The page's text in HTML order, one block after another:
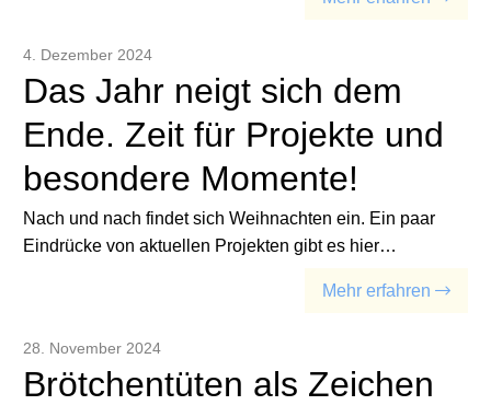
4. Dezember 2024
Das Jahr neigt sich dem
Ende. Zeit für Projekte und
besondere Momente!
Nach und nach findet sich Weihnachten ein. Ein paar
Eindrücke von aktuellen Projekten gibt es hier…
Mehr erfahren
28. November 2024
Brötchentüten als Zeichen